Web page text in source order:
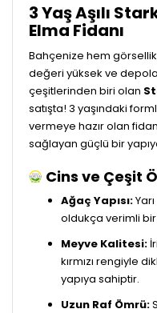
3 Yaş Aşılı
Elma Fidanı
Bahçenize hem
değeri yüksek ve
çeşitlerinden biri olan
satışta! 3 yaşındaki
vermeye hazır olan
sağlayan güçlü bir
Cins ve Çeşit
Ağaç Yapısı:
oldukça verimli
Meyve Kalitesi:
kırmızı rengiyle
yapıya sahiptir.
Uzun Raf Ömrü: